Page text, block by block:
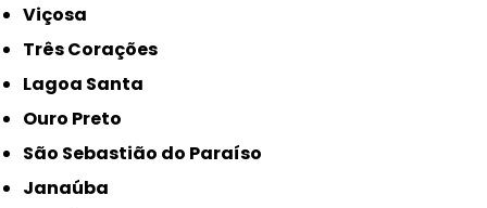
Viçosa
Três Corações
Lagoa Santa
Ouro Preto
São Sebastião do Paraíso
Janaúba